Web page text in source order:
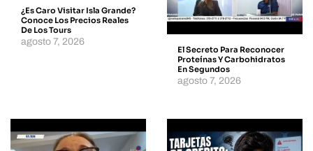
¿Es Caro Visitar Isla Grande?
Conoce Los Precios Reales
De Los Tours
agosto 7, 2026
El Secreto Para Reconocer
Proteínas Y Carbohidratos
En Segundos
agosto 7, 2026